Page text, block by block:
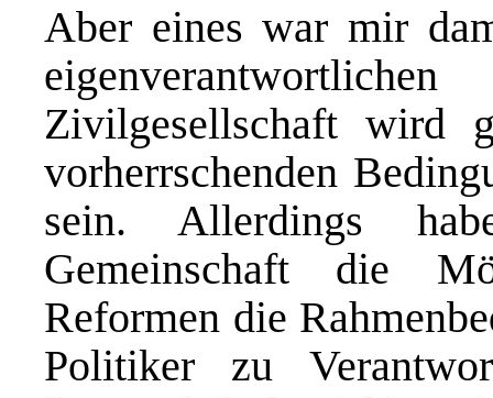
Aber eines war mir
Zivilgesellschaft wird
vorherrschenden
sein. Allerdings
Gemeinschaft die
Reformen die
Politiker zu